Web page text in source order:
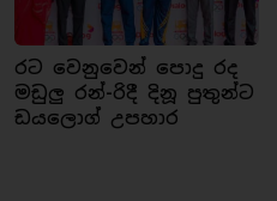
රට වෙනුවෙන් පොදු රද
මඩුලු රන්-රිදී දිනූ පුතුන්ට
ඩයලොග් උපහාර